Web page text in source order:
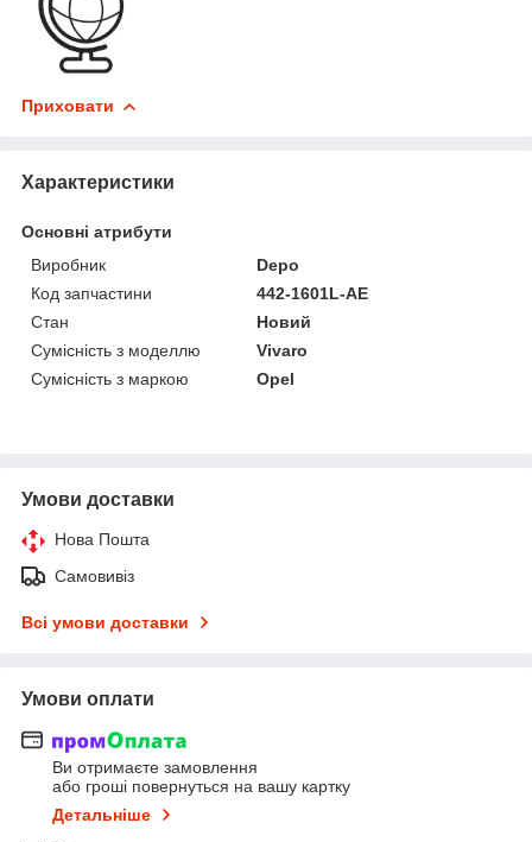
Приховати
Характеристики
Основні атрибути
Виробник
Depo
Код запчастини
442-1601L-AE
Стан
Новий
Сумісність з моделлю
Vivaro
Сумісність з маркою
Opel
Умови доставки
Нова Пошта
Самовивіз
Всі умови доставки
Умови оплати
Ви отримаєте замовлення
або гроші повернуться на вашу картку
Детальніше